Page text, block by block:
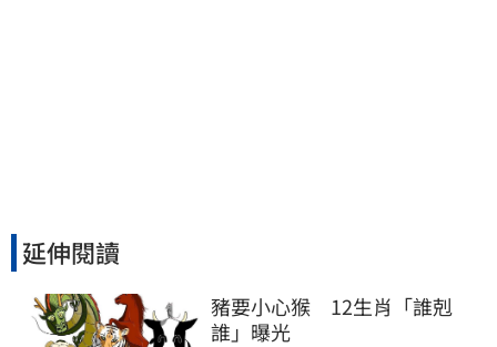
延伸閱讀
豬要小心猴　12生肖「誰剋
誰」曝光